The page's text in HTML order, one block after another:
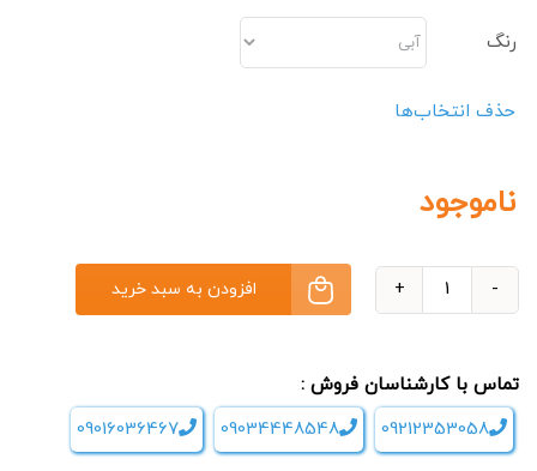
رنگ
حذف انتخاب‌ها
ناموجود
candle
عدد
افزودن به سبد خرید
تماس با کارشناسان فروش :
09212353058
09034448548
09016036467